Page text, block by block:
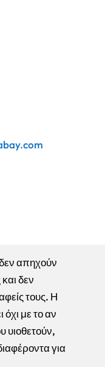
απηχούν
δεν
τους. Η
όχι με το αν
υιοθετούν,
για